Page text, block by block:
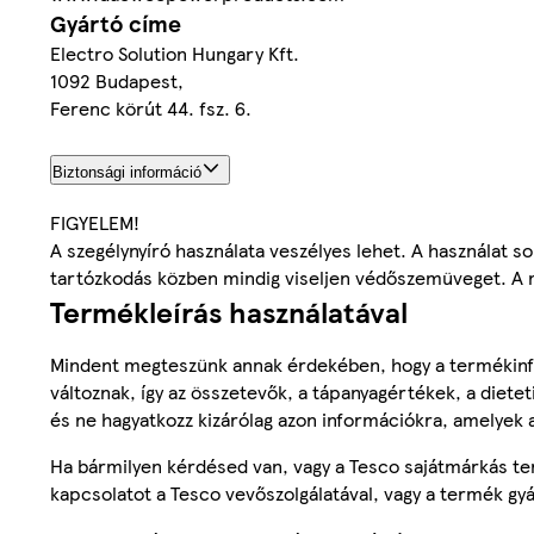
Gyártó címe
Electro Solution Hungary Kft.
1092 Budapest,
Ferenc körút 44. fsz. 6.
Biztonsági információ
FIGYELEM!
A szegélynyíró használata veszélyes lehet. A használat
tartózkodás közben mindig viseljen védőszemüveget.
Termékleírás használatával
Mindent megteszünk annak érdekében, hogy a
változnak, így az összetevők, a tápanyagértékek, a
és ne hagyatkozz kizárólag azon információkra,
Ha bármilyen kérdésed van, vagy a Tesco
kapcsolatot a Tesco vevőszolgálatával, vagy a termék